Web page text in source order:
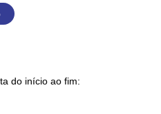
do início ao fim: